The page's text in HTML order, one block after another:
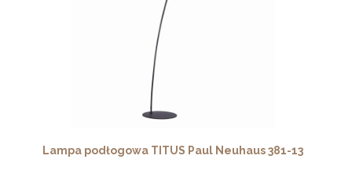
Lampa podłogowa TITUS Paul Neuhaus 381-13